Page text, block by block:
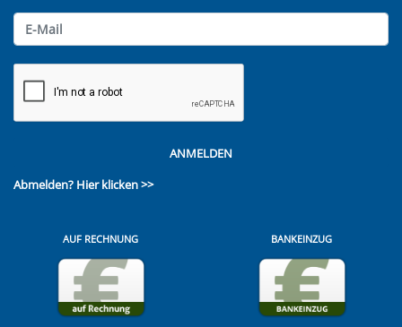
ANMELDEN
Abmelden? Hier klicken >>
AUF RECHNUNG BANKEINZUG